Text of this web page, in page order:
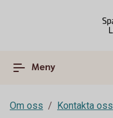
Meny
Om oss
Kontakta oss